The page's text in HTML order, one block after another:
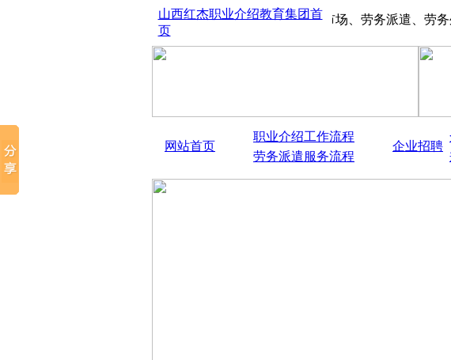
山西红杰职业介绍教育集团首
页
山西太原红杰人才市场、劳务派遣、劳务
网站首页
职业介绍工作流程
企业招聘
劳务派遣服务流程